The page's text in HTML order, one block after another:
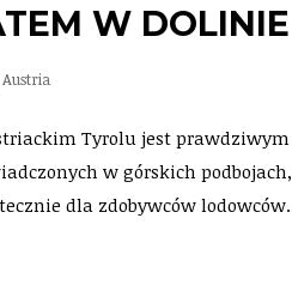
W
Austria
Tyrolu jest
w górskich
dla zdobywców